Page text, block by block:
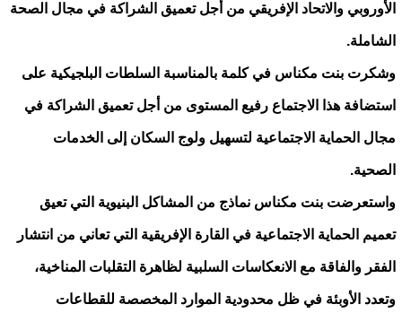
الأوروبي والاتحاد الإفريقي من أجل تعميق الشراكة في مجال الصحة
الشاملة.
وشكرت بنت مكناس في كلمة بالمناسبة السلطات البلجيكية على
استضافة هذا الاجتماع رفيع المستوى من أجل تعميق الشراكة في
مجال الحماية الاجتماعية لتسهيل ولوج السكان إلى الخدمات
الصحية.
واستعرضت بنت مكناس نماذج من المشاكل البنيوية التي تعيق
تعميم الحماية الاجتماعية في القارة الإفريقية التي تعاني من انتشار
الفقر والفاقة مع الانعكاسات السلبية لظاهرة التقلبات المناخية،
وتعدد الأوبئة في ظل محدودية الموارد المخصصة للقطاعات